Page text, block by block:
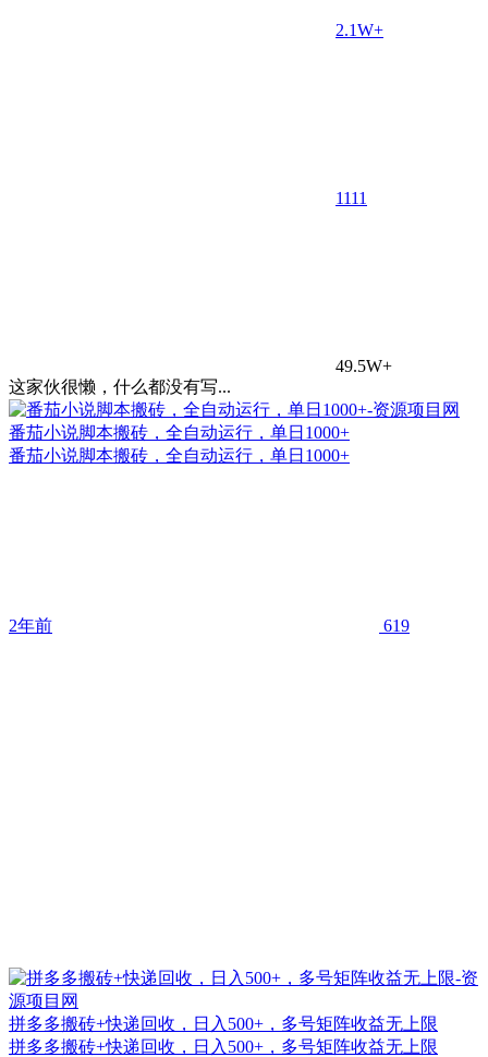
2.1W+
1111
49.5W+
这家伙很懒，什么都没有写...
番茄小说脚本搬砖，全自动运行，单日1000+
番茄小说脚本搬砖，全自动运行，单日1000+
2年前 619
拼多多搬砖+快递回收，日入500+，多号矩阵收益无上限
拼多多搬砖+快递回收，日入500+，多号矩阵收益无上限